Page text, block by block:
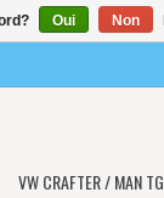
VW CRAFTER / MAN
Oui Non